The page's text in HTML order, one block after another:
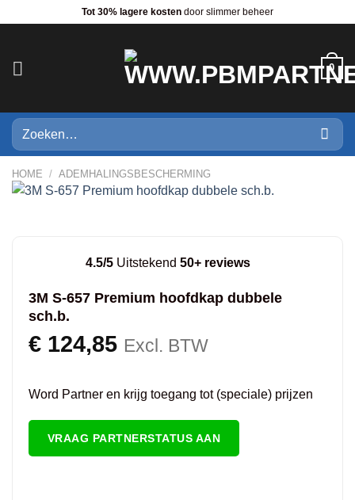
Tot 30% lagere kosten door slimmer beheer
0
Zoeken
naar:
HOME / ADEMHALINGSBESCHERMING
4.5/5 Uitstekend 50+ reviews
3M S-657 Premium hoofdkap dubbele
sch.b.
€124,85 Excl. BTW
Word Partner en krijg toegang tot (speciale) prijzen
VRAAG PARTNERSTATUS AAN